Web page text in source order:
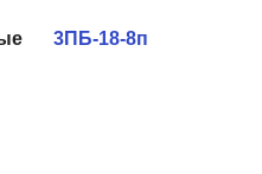
3ПБ-18-8п